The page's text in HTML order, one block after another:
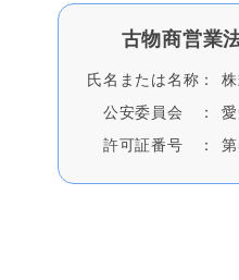
古物商営業
⽒名または名称：
公安委員会 ：
許可証番号 ：